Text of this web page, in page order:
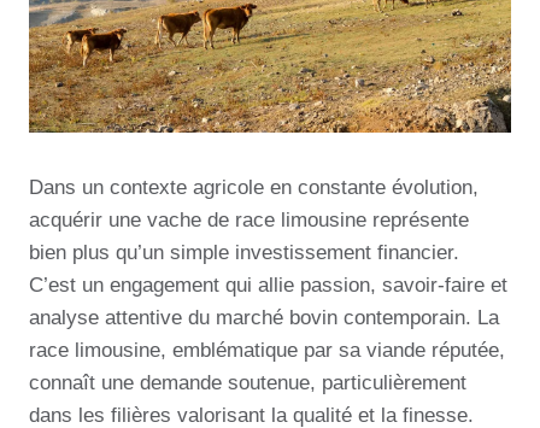
Dans un contexte agricole en constante évolution,
acquérir une vache de race limousine représente
bien plus qu’un simple investissement financier.
C’est un engagement qui allie passion, savoir-faire et
analyse attentive du marché bovin contemporain. La
race limousine, emblématique par sa viande réputée,
connaît une demande soutenue, particulièrement
dans les filières valorisant la qualité et la finesse.